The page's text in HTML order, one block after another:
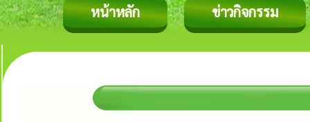
หน้าหลัก ข่าวกิจกรรม